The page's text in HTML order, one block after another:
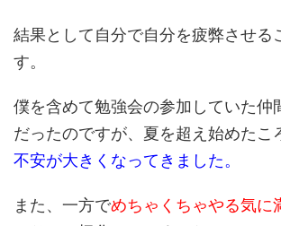
結果として自分で自分を疲弊させる
す。
僕を含めて勉強会の参加していた仲
だったのですが、夏を超え始めたこ
不安が大きくなってきました。
また、一方でめちゃくちゃやる気に